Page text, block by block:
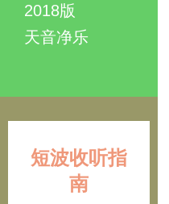
2018版
天音净乐
短波收听指
南